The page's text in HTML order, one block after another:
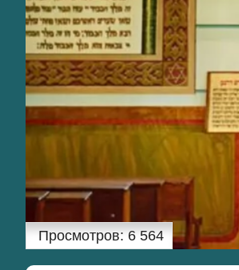
Просмотров: 6 564